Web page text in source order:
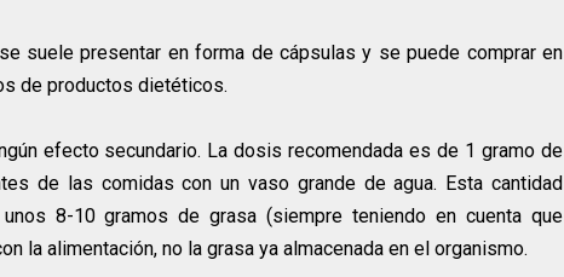
suele presentar en forma de cápsulas y se puede comprar en
de productos dietéticos.
efecto secundario. La dosis recomendada es de 1 gramo de
de las comidas con un vaso grande de agua. Esta cantidad
8-10 gramos de grasa (siempre teniendo en cuenta que
la alimentación, no la grasa ya almacenada en el organismo.